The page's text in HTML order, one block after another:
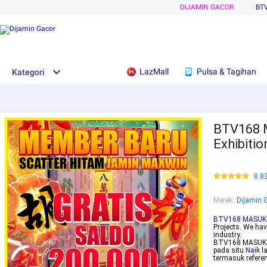
DIJAMIN GACOR
Kategori LazMall Pulsa & Tagihan
BTV168
Merek: Dijamin
BTV168 MASUK
Projects. We
industry.
BTV168
pada situ Naik
termasuk